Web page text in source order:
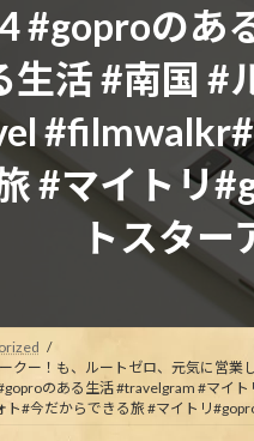
#goproのあ
生活 #南国 #
#マイトリ
トスタ
クー！も、ルートゼロ、元気に営業
のある生活 #travelgram #マイ
#今だからできる旅 #マイトリ